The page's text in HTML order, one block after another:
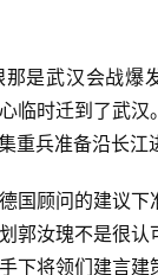
是武汉会战爆
临时迁到了武
重兵准备沿长江
国顾问的建议
郭汝瑰不是很认
下将领们建言建